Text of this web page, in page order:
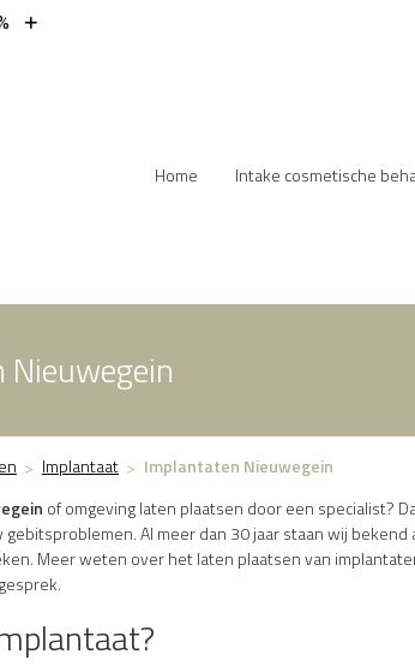
Tekst
Hoofdmenu
Home Intake cosmetische
Implantaat
Implantaten Nieuwegein
of omgeving laten plaatsen door een specialist?
gebitsproblemen. Al meer dan 30 jaar staan wij
Meer weten over het laten plaatsen van